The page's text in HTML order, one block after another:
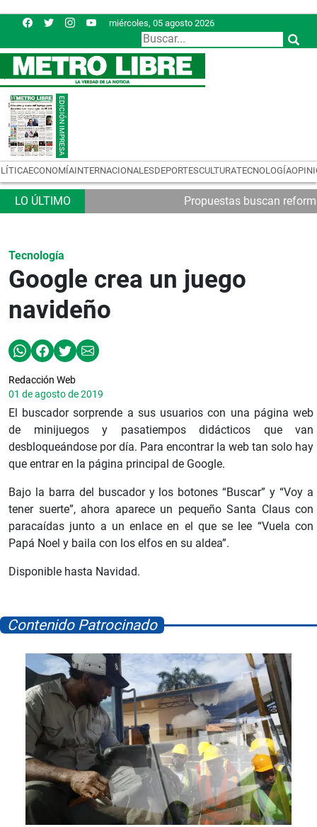
miércoles, 05 agosto 2026
ECONOMÍAINTERNACIONALESDEPORTESCULTURATECNOLOGÍA
Propuestas buscan
Tecnología
Google crea un juego
navideño
Redacción Web
01 de agosto de 2019
El buscador sorprende a sus usuarios con una página web
de minijuegos y pasatiempos didácticos que van
desbloqueándose por día. Para encontrar la web tan solo hay
que entrar en la página principal de Google.
Bajo la barra del buscador y los botones “Buscar” y “Voy a
tener suerte”, ahora aparece un pequeño Santa Claus con
paracaídas junto a un enlace en el que se lee “Vuela con
Papá Noel y baila con los elfos en su aldea”.
Disponible hasta Navidad.
Contenido Patrocinado